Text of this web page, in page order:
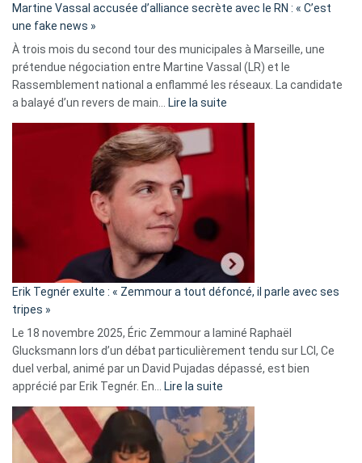
Algérie
Martine Vassal accusée d’alliance secrète avec le RN : « C’est
une fake news »
À trois mois du second tour des municipales à Marseille, une
prétendue négociation entre Martine Vassal (LR) et le
Rassemblement national a enflammé les réseaux. La candidate
a balayé d’un revers de main… Lire la suite
d’alliance
secrète
«
C’est
fake
news
»
Erik Tegnér exulte : « Zemmour a tout défoncé, il parle avec ses
tripes »
Le 18 novembre 2025, Éric Zemmour a laminé Raphaël
Glucksmann lors d’un débat particulièrement tendu sur LCI, Ce
duel verbal, animé par un David Pujadas dépassé, est bien
apprécié par Erik Tegnér. En… Lire la suite
Tegnér
exulte